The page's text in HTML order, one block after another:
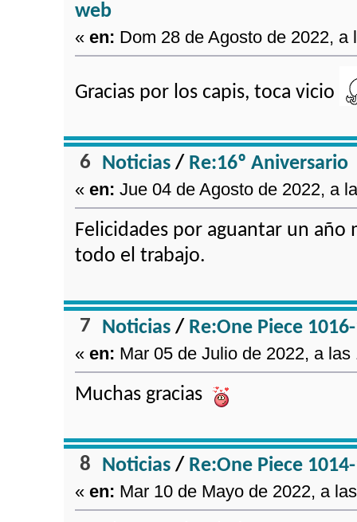
web
«en: Dom 28 de Agosto de 2022, a
Gracias por los capis, toca vicio
6 Noticias/ Re:16º Aniversario
«en: Jue 04 de Agosto de 2022, a
Felicidades por aguantar un año
todo el trabajo.
7 Noticias/ Re:One Piece
«en: Mar 05 de Julio de 2022, a las
Muchas gracias
8 Noticias/ Re:One Piece
«en: Mar 10 de Mayo de 2022, a